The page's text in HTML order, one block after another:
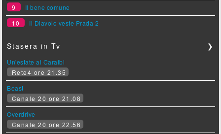
9
Il bene comune
10
Il Diavolo veste Prada 2
Stasera in Tv ❯
Un'estate ai Caraibi
Rete4 ore 21.35
Beast
Canale 20 ore 21.08
Overdrive
Canale 20 ore 22.56